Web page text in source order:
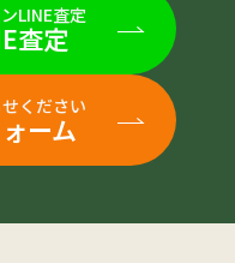
LINE査定
査定
ください
ーム